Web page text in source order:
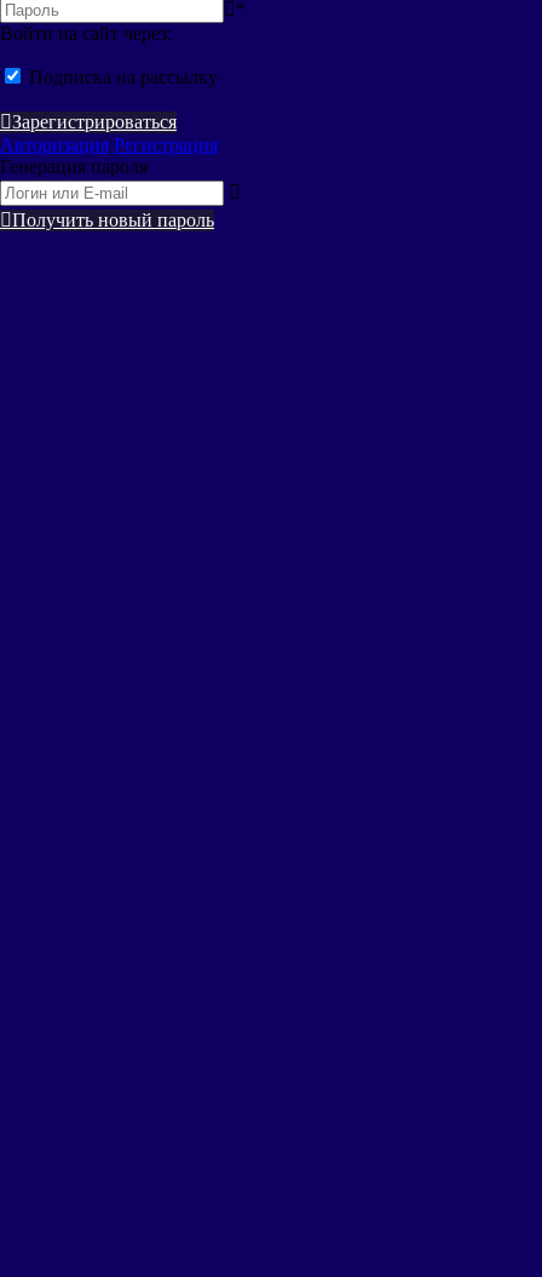
*
Войти на сайт через:
Подписка на рассылку
Зарегистрироваться
Авторизация Регистрация
Генерация пароля
Получить новый пароль